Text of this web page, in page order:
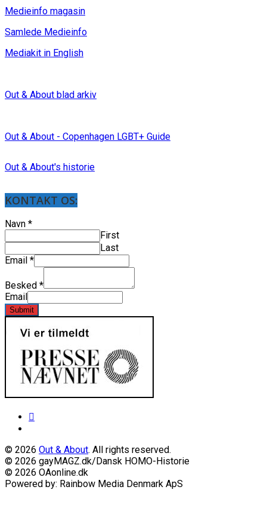
Medieinfo magasin
Samlede Medieinfo
Mediakit in English
Out & About blad arkiv
Out & About - Copenhagen LGBT+ Guide
Out & About's historie
KONTAKT OS:
Navn *
First
Last
Email *
Besked *
Email
Submit
© 2026 Out & About. All rights reserved.
© 2026 gayMAGZ.dk/Dansk HOMO-Historie
© 2026 OAonline.dk
Powered by: Rainbow Media Denmark ApS